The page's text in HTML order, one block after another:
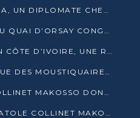
CONSTANT SERGE BOUNDA, UN DIPLOMATE CHEVRONNÉ AUX COMMANDES DES AFFAIRES ÉTRANGÈRES
PASSATION DE SERVICE AU QUAI D’ORSAY CONGOLAIS : GAKOSSO PASSE LE FLAMBEAU À BOUNDA
PAPA WEMBA HONORÉ EN CÔTE D’IVOIRE, UNE RUE PORTE DÉSORMAIS SON NOM
PALUDISME : TBC DISTRIBUE DES MOUSTIQUAIRES DANS DEUX CSI DE BRAZZAVILLE
CONSEIL DE CABINET : COLLINET MAKOSSO DONNE SES DERNIÈRES ORIENTATIONS
LE PREMIER MINISTRE ANATOLE COLLINET MAKOSSO DÉMISSIONNE AVEC SON GOUVERNEMENT